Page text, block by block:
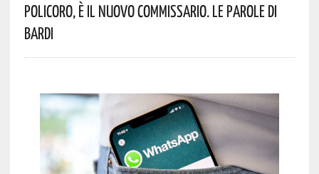
Policoro, È Il Nuovo Commissario. Le Parole Di
Bardi